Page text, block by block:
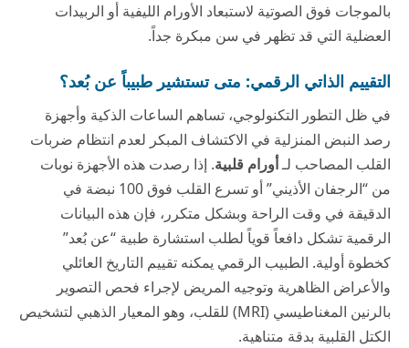
بالموجات فوق الصوتية لاستبعاد الأورام الليفية أو الربيدات
العضلية التي قد تظهر في سن مبكرة جداً.
التقييم الذاتي الرقمي: متى تستشير طبيباً عن بُعد؟
في ظل التطور التكنولوجي، تساهم الساعات الذكية وأجهزة
رصد النبض المنزلية في الاكتشاف المبكر لعدم انتظام ضربات
القلب المصاحب لـأورام قلبية. إذا رصدت هذه الأجهزة نوبات
من “الرجفان الأذيني” أو تسرع القلب فوق 100 نبضة في
الدقيقة في وقت الراحة وبشكل متكرر، فإن هذه البيانات
الرقمية تشكل دافعاً قوياً لطلب استشارة طبية “عن بُعد”
كخطوة أولية. الطبيب الرقمي يمكنه تقييم التاريخ العائلي
والأعراض الظاهرية وتوجيه المريض لإجراء فحص التصوير
بالرنين المغناطيسي (MRI) للقلب، وهو المعيار الذهبي لتشخيص
الكتل القلبية بدقة متناهية.